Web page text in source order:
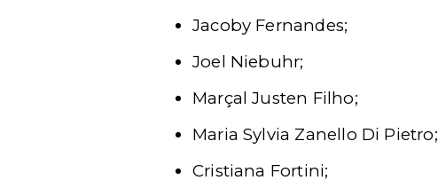
Jacoby Fernandes;
Joel Niebuhr;
Marçal Justen Filho;
Maria Sylvia Zanello Di Pietro;
Cristiana Fortini;